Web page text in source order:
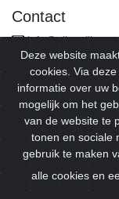
Contact
© 2026
Deze website
cookies. Via
informatie over uw
mogelijk om het
van de website te
tonen en sociale
gebruik te maken
alle cookies en